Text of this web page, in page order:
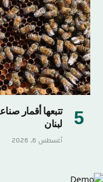
تتبعها أقمار
لبنان
أغسطس 6, 2026